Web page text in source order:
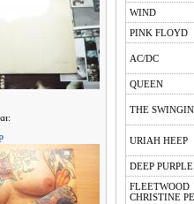
WIND
PINK FLOYD
AC/DC
QUEEN
THE
URIAH HEEP
DEEP PURPLE
CHRISTINE